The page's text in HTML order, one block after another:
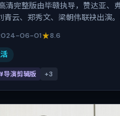
清完整版由毕赣执导，赞达亚、弗
青云、郑秀文、梁朝伟联袂出演
与反转。2024年6月1日于中国香
156分钟，适合喜欢强情节与细
06-01 8.6
导演剪辑版 +3